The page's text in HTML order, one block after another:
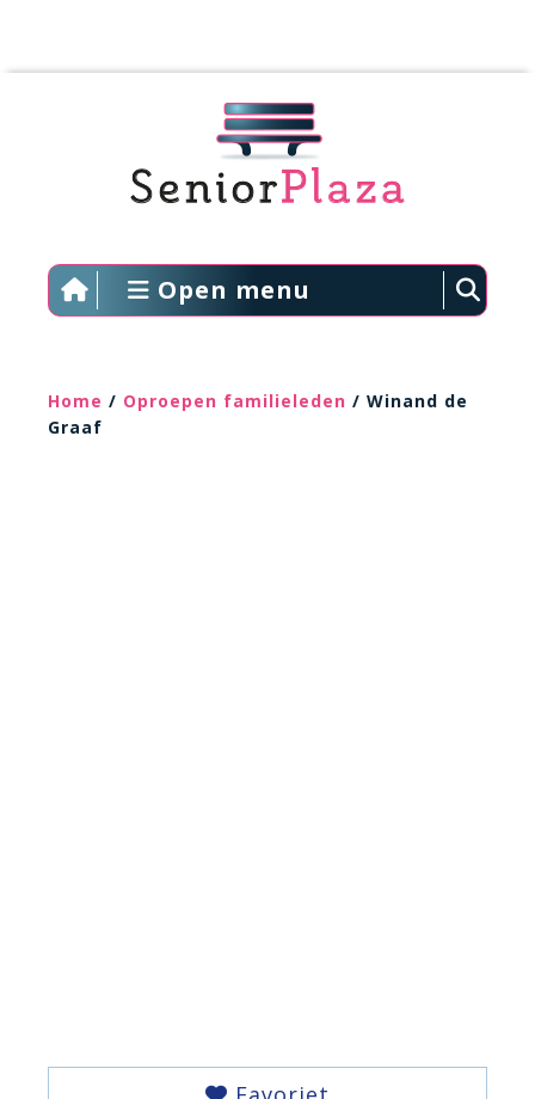
Open menu
Home / Oproepen familieleden / Winand de
Graaf